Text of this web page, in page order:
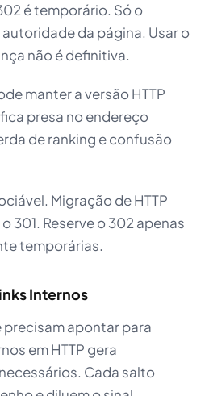
é temporário. Só o
da página. Usar o
não é definitiva.
manter a versão HTTP
presa no endereço
de ranking e confusão
Migração de HTTP
301. Reserve o 302 apenas
temporárias.
Internos
apontar para
em HTTP gera
Cada salto